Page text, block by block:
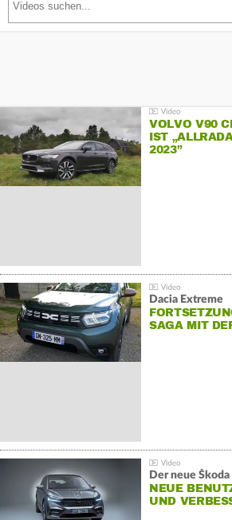
VOLVO V90
IST
2023”
Dacia Extreme
SAGA MIT
NEUE
UND